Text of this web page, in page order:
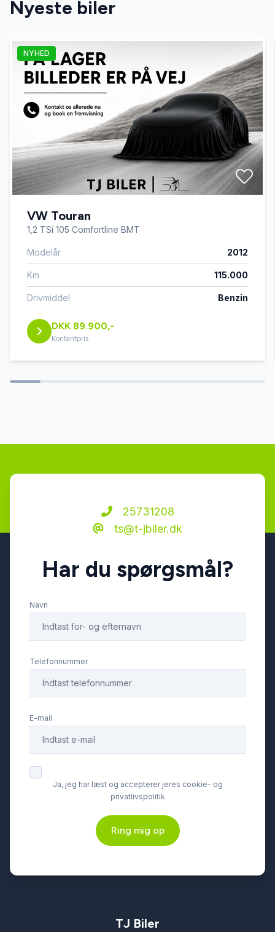
el-spejle med varme
fartpilot
fuld LED forlygter
højdejusterbart førersæde
håndfri til mobil
ISOFIX
keyless go
kørecomputer
LED kørelys
stofindtræk
udvendig temperaturmåler
Nyeste biler
NYHED
VW Touran
1,2 TSi 105 Comfortline BMT
Modelår 2012
Km 115.000
Drivmiddel Benzin
DKK 89.900,-
Kontantpris
25731208
ts@t-jbiler.dk
Har du spørgsmål?
Navn
Telefonnummer
E-mail
Ja, jeg har læst og accepterer jeres cookie- og
privatlivspolitik
Ring mig op
TJ Biler